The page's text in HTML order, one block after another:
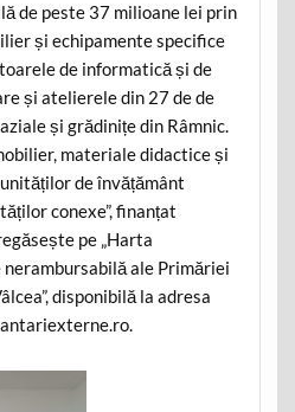
de peste 37 milioane lei prin
și echipamente specifice
de informatică și de
și atelierele din 27 de de
și grădinițe din Râmnic.
materiale didactice și
de învățământ
conexe”, finanțat
pe „Harta
ale Primăriei
disponibilă la adresa